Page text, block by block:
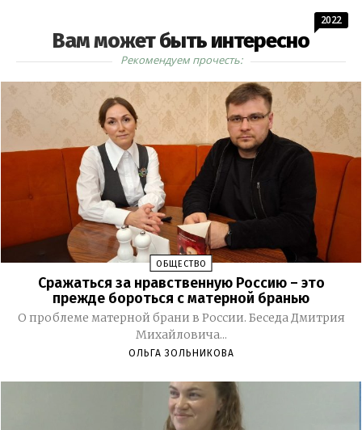
Вам может быть интересно
2022
Рекомендуем прочесть:
ОБЩЕСТВО
Сражаться за нравственную Россию – это
прежде бороться с матерной бранью
О проблеме матерной брани в России. Беседа Дмитрия
Михайловича...
ОЛЬГА ЗОЛЬНИКОВА